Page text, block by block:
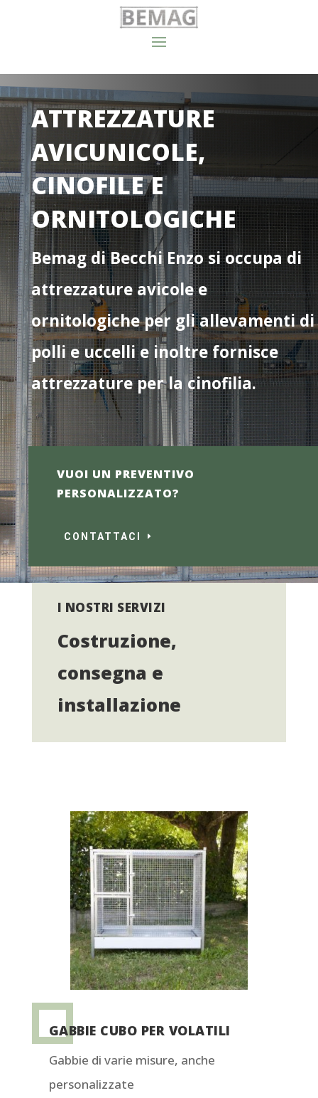
ATTREZZATURE
AVICUNICOLE,
CINOFILE E
ORNITOLOGICHE
Bemag di Becchi Enzo si occupa di
attrezzature avicole e
ornitologiche per gli allevamenti di
polli e uccelli e inoltre fornisce
attrezzature per la cinofilia.
VUOI UN PREVENTIVO
PERSONALIZZATO?
CONTATTACI
I NOSTRI SERVIZI
Costruzione,
consegna e
installazione
GABBIE CUBO PER VOLATILI
Gabbie di varie misure, anche
personalizzate